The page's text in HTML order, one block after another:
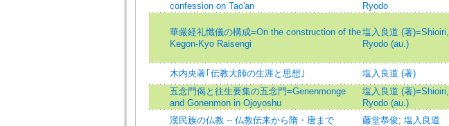
confession on Tao'an
Ryodo
華厳経礼懺儀の構成=On the construction of the
Kegon-Kyo Raisengi
塩入良道 (著)=Shioiri,
Ryodo (au.)
木内央著｢伝教大師の生涯と思想｣ 塩入良道 (著)
五念門偈と往生要集の五念門=Genenmonge
and Gonenmon in Ojoyoshu
塩入良道 (著)=Shioiri,
Ryodo (au.)
漢民族の仏教 -- 仏教伝来から隋・唐まで 藤堂恭俊; 塩入良道